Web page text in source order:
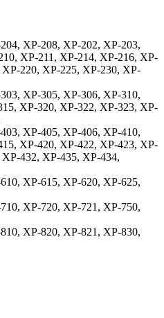
XP-208, XP-202, XP-203,
XP-211, XP-214, XP-216, XP-
220, XP-225, XP-230, XP-
XP-305, XP-306, XP-310,
XP-320, XP-322, XP-323, XP-
XP-405, XP-406, XP-410,
XP-420, XP-422, XP-423, XP-
432, XP-435, XP-434,
XP-615, XP-620, XP-625,
XP-720, XP-721, XP-750,
XP-820, XP-821, XP-830,